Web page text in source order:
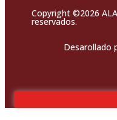
Copyright ©2026
reservados.
Desarollado